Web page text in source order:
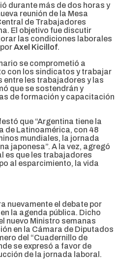
durante más de dos horas y
reunión de la Mesa
de Trabajadores
El objetivo fue discutir
las condiciones laborales
Axel Kicillof.
se comprometió a
con los sindicatos y trabajar
les trabajadores y las
que se sostendrán y
de formación y capacitación
que “Argentina tiene la
de Latinoamérica, con 48
mundiales, la jornada
japonesa”. A la vez, agregó
es que les trabajadores
al esparcimiento, la vida
nuevamente el debate por
la agenda pública. Dicho
nuevo Ministro semanas
en la Cámara de Diputados
del “Cuadernillo de
se expresó a favor de
de la jornada laboral.